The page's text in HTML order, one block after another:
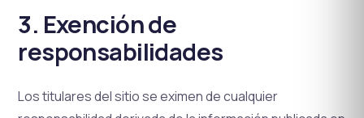
3. Exención de
responsabilidades
Los titulares del sitio se eximen de cualquier